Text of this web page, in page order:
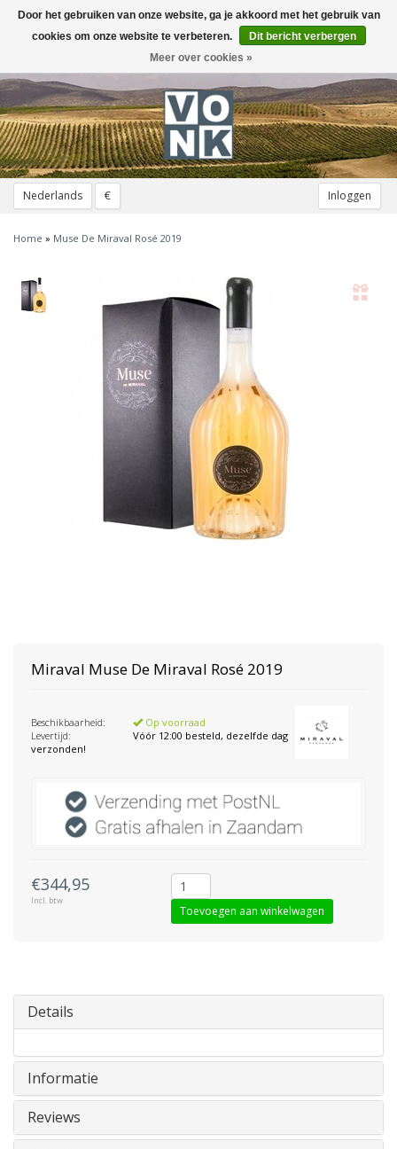
Nederlands € Inloggen
Toggle
navigation
Home » Muse De Miraval Rosé 2019
Miraval Muse De Miraval Rosé 2019
Beschikbaarheid:
Op voorraad
Levertijd:
Vóór 12:00 besteld, dezelfde dag
verzonden!
€344,95
Incl. btw
Toevoegen aan winkelwagen
Details
Informatie
Reviews
Door het gebruiken van onze website, ga je akkoord met het gebruik van
cookies om onze website te verbeteren.
Dit bericht verbergen
Meer over cookies »